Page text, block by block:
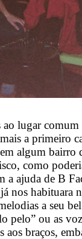
ao lugar
a primeiro
algum bairro
como
a ajuda de B
nos habituara
a seu
pelo” ou as
aos braços,